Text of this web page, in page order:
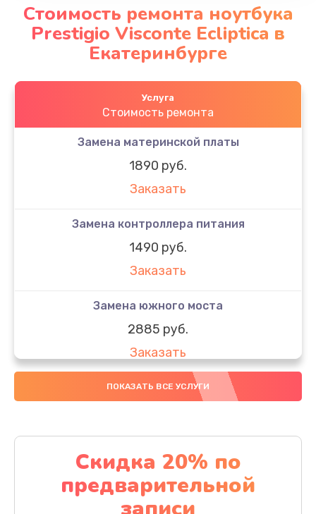
Стоимость ремонта ноутбука
Prestigio Visconte Ecliptica в
Екатеринбурге
Услуга
Стоимость ремонта
Замена материнской платы
1890 руб.
Заказать
Замена контроллера питания
1490 руб.
Заказать
Замена южного моста
2885 руб.
Заказать
Чистка от пыли
Заказать
Настройка ОС
1060 руб.
ПОКАЗАТЬ ВСЕ УСЛУГИ
Скидка 20% по
предварительной